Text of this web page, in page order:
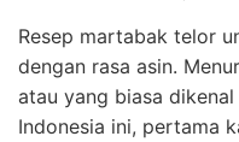
Resep martabak telor
dengan rasa asin.
atau yang biasa
Indonesia ini, pertama